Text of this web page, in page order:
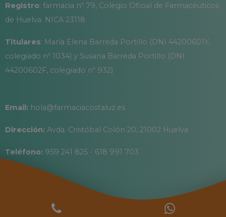
Registro: farmacia nº 79, Colegio Oficial de Farmacéuticos
de Huelva. NICA 23118
Titulares: María Elena Barreda Portillo (DNI 44200601Y,
colegiado nº 1034) y Susana Barreda Portillo (DNI
44200602F, colegiado nº 932)
Email: hola@farmaciacostaluz.es
Dirección: Avda. Cristóbal Colón 20, 21002 Huelva
Teléfono: 959 241 825 - 618 991 703